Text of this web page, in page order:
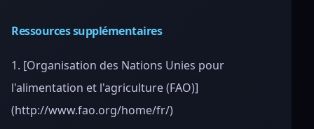
Ressources supplémentaires
1. [Organisation des Nations Unies pour
l'alimentation et l'agriculture (FAO)]
(http://www.fao.org/home/fr/)